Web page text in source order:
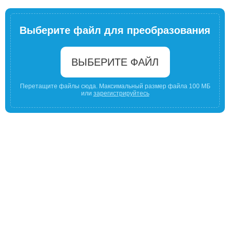
Выберите файл для преобразования
ВЫБЕРИТЕ ФАЙЛ
Перетащите файлы сюда. Максимальный размер файла 100 МБ
или зарегистрируйтесь